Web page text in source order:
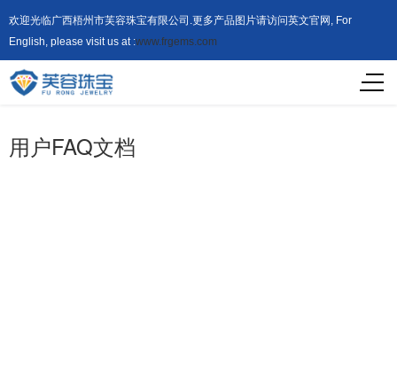
欢迎光临广西梧州市芙容珠宝有限公司.更多产品图片请访问英文官网, For
English, please visit us at :www.frgems.com
用户FAQ文档